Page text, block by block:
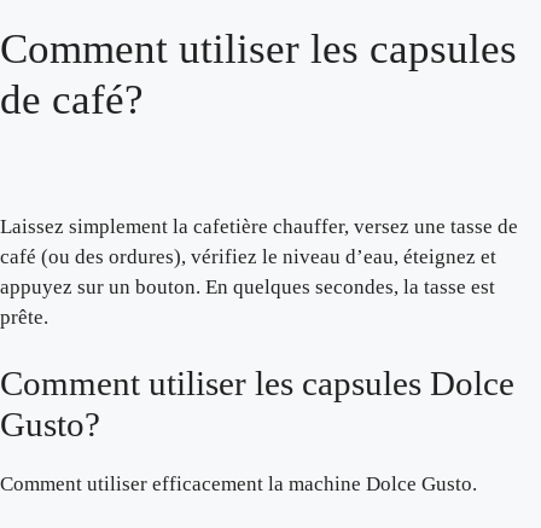
Comment utiliser les capsules
de café?
Laissez simplement la cafetière chauffer, versez une tasse de
café (ou des ordures), vérifiez le niveau d’eau, éteignez et
appuyez sur un bouton. En quelques secondes, la tasse est
prête.
Comment utiliser les capsules Dolce
Gusto?
Comment utiliser efficacement la machine Dolce Gusto.